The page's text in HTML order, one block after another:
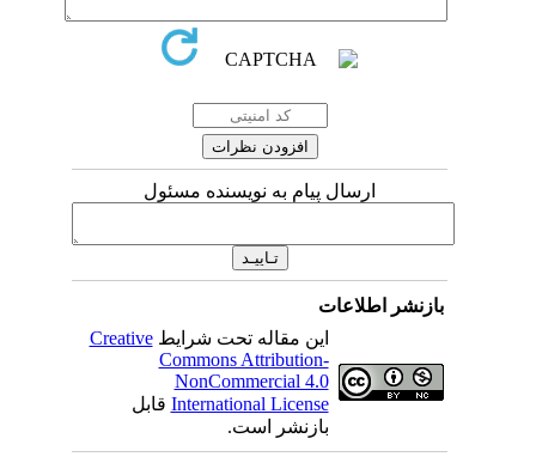
ارسال پیام به نویسنده مسئول
بازنشر اطلاعات
این مقاله تحت شرایطCreative
Commons Attribution-
NonCommercial 4.0
International Licenseقابل
بازنشر است.